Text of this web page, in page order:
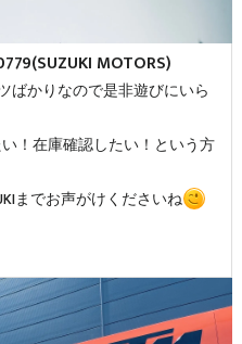
MOTORS)
ばかりなので是非遊びにいら
！在庫確認したい！という方
までお声がけくださいね